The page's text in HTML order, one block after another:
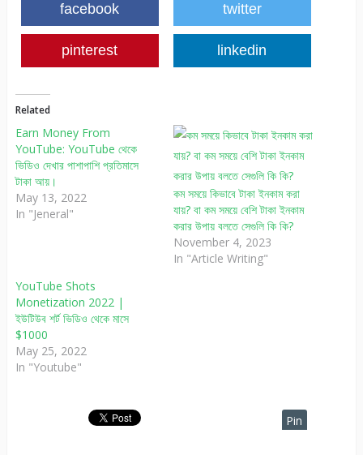
facebook twitter
pinterest linkedin
Related
Earn Money From
YouTube: YouTube থেকে
ভিডিও দেখার পাশাপাশি প্রতিমাসে
টাকা আয়।
May 13, 2022
In "Jeneral"
কম সময়ে কিভাবে টাকা ইনকাম করা
যায়? বা কম সময়ে বেশি টাকা ইনকাম
করার উপায় বলতে সেগুলি কি কি?
November 4, 2023
In "Article Writing"
YouTube Shots
Monetization 2022 |
ইউটিউব শর্ট ভিডিও থেকে মাসে
$1000
May 25, 2022
In "Youtube"
Pin